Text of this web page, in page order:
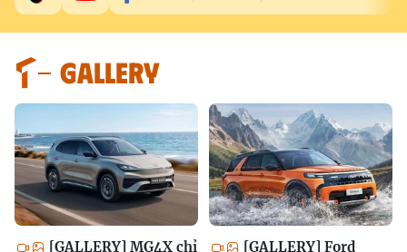
GALLERY
[GALLERY] MG4X chỉ
[GALLERY] Ford